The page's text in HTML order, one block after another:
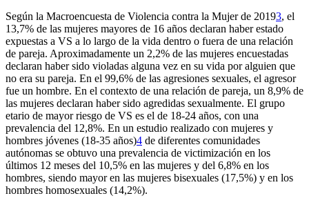
Según la Macroencuesta de Violencia contra la Mujer de 20193, el
13,7% de las mujeres mayores de 16 años declaran haber estado
expuestas a VS a lo largo de la vida dentro o fuera de una relación
de pareja. Aproximadamente un 2,2% de las mujeres encuestadas
declaran haber sido violadas alguna vez en su vida por alguien que
no era su pareja. En el 99,6% de las agresiones sexuales, el agresor
fue un hombre. En el contexto de una relación de pareja, un 8,9% de
las mujeres declaran haber sido agredidas sexualmente. El grupo
etario de mayor riesgo de VS es el de 18-24 años, con una
prevalencia del 12,8%. En un estudio realizado con mujeres y
hombres jóvenes (18-35 años)4 de diferentes comunidades
autónomas se obtuvo una prevalencia de victimización en los
últimos 12 meses del 10,5% en las mujeres y del 6,8% en los
hombres, siendo mayor en las mujeres bisexuales (17,5%) y en los
hombres homosexuales (14,2%).